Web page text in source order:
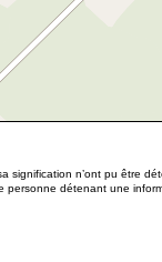
signification n’ont pu être
personne détenant une